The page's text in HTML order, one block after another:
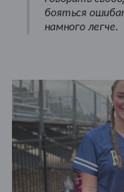
бояться
намного легче.